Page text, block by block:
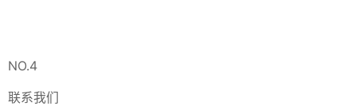
NO.4
联系我们